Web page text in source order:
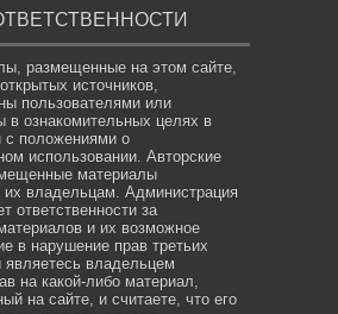
размещенные на этом сайте,
источников,
пользователями или
в ознакомительных целях в
с положениями о
использовании. Авторские
материалы
их владельцам. Администрация
ответственности за
и их возможное
в нарушение прав третьих
владельцем
на какой-либо материал,
на сайте, и считаете, что его